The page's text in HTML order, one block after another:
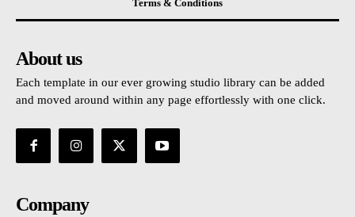
Terms & Conditions
About us
Each template in our ever growing studio library can be added
and moved around within any page effortlessly with one click.
Company